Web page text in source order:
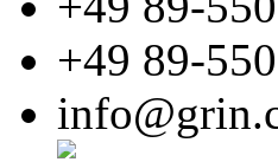
+49 89-